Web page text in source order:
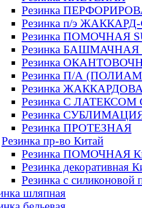
Резинка
Резинка п/э
Резинка ПОМОЧНАЯ
Резинка БАШМАЧНАЯ
Резинка
Резинка П/А
Резинка
Резинка С ЛАТЕКСОМ
Резинка
Резинка ПРОТЕЗНАЯ
Резинка пр-во Китай
Резинка ПОМОЧНАЯ
Резинка декоративная
Резинка с силиконовой
шляпная